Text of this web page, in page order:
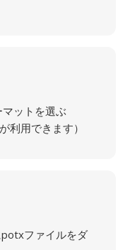
ットを選ぶ
利用できます）
ファイルをダ